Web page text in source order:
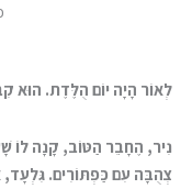
לְאוֹר הָיָה יוֹם הֻלֶּדֶת. הוּא
נִיר, הֶחָבֵר הַטּוֹב, קָנָה לוֹ
צְהֻבָּה עִם כַּפְתּוֹרִים. גִּלְעָד,